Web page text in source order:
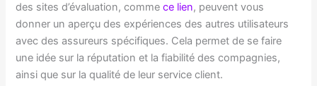
des sites d’évaluation, commece lien, peuvent vous
donner un aperçu des expériences des autres utilisateurs
avec des assureurs spécifiques. Cela permet de se faire
une idée sur la réputation et la fiabilité des compagnies,
ainsi que sur la qualité de leur service client.